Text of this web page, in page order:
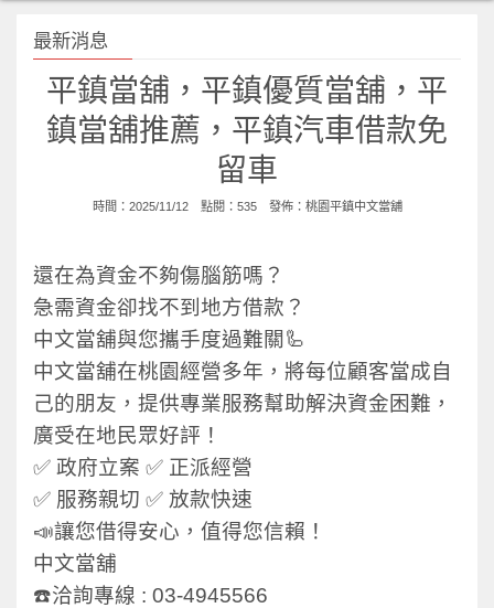
最新消息
平鎮當舖，平鎮優質當舖，平
鎮當舖推薦，平鎮汽車借款免
留車
時間：2025/11/12 點閱：535 發佈： 桃園平鎮中文當舖
還在為資金不夠傷腦筋嗎？
急需資金卻找不到地方借款？
中文當舖與您攜手度過難關🦾
中文當舖在桃園經營多年，將每位顧客當成自
己的朋友，提供專業服務幫助解決資金困難，
廣受在地民眾好評！
✅ 政府立案 ✅ 正派經營
✅ 服務親切 ✅ 放款快速
📣讓您借得安心，值得您信賴！
中文當舖
☎️洽詢專線 : 03-4945566